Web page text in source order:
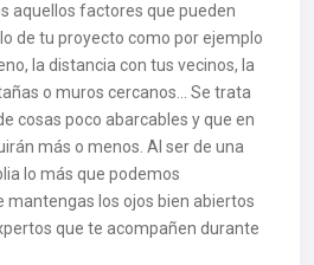
aquellos factores que pueden
de tu proyecto como por ejemplo
la distancia con tus vecinos, la
o muros cercanos… Se trata
cosas poco abarcables y que en
más o menos. Al ser de una
lo más que podemos
mantengas los ojos bien abiertos
que te acompañen durante